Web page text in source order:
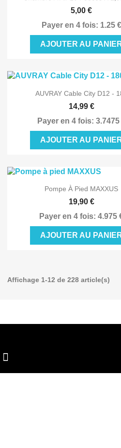
5,00 €
Payer en 4 fois: 1.25 €
AJOUTER AU
 Aperçu rapide
AUVRAY Cable City D12 -
14,99 €
Payer en 4 fois: 3.7475
AJOUTER AU
 Aperçu rapide
Pompe À Pied MAXXUS
19,90 €
Payer en 4 fois: 4.975
AJOUTER AU
Affichage 1-12 de 228 article(s)